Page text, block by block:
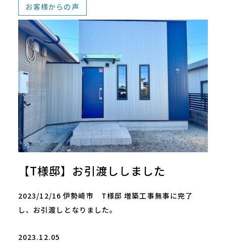
お客様からの声
【T様邸】お引渡ししました
2023/12/16 伊勢崎市 T様邸 増築工事無事に完了
し、お引渡しとなりました。
2023.12.05